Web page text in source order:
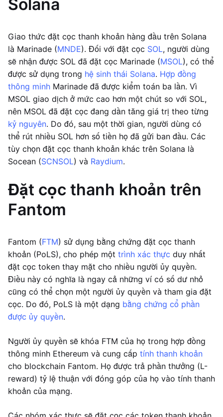
Solana
Giao thức đặt cọc thanh khoản hàng đầu trên Solana
là Marinade (MNDE). Đối với đặt cọc SOL, người dùng
sẽ nhận được SOL đã đặt cọc Marinade (MSOL), có thể
được sử dụng trong hệ sinh thái Solana. Hợp đồng
thông minh Marinade đã được kiểm toán ba lần. Vì
MSOL giao dịch ở mức cao hơn một chút so với SOL,
nên MSOL đã đặt cọc đang dần tăng giá trị theo từng
kỷ nguyên. Do đó, sau một thời gian, người dùng có
thể rút nhiều SOL hơn số tiền họ đã gửi ban đầu. Các
tùy chọn đặt cọc thanh khoản khác trên Solana là
Socean (SCNSOL) và Raydium.
Đặt cọc thanh khoản trên
Fantom
Fantom (FTM) sử dụng bằng chứng đặt cọc thanh
khoản (PoLS), cho phép một trình xác thực duy nhất
đặt cọc token thay mặt cho nhiều người ủy quyền.
Điều này có nghĩa là ngay cả những ví có số dư nhỏ
cũng có thể chọn một người ủy quyền và tham gia đặt
cọc. Do đó, PoLS là một dạng bằng chứng cổ phần
được ủy quyền.
Người ủy quyền sẽ khóa FTM của họ trong hợp đồng
thông minh Ethereum và cung cấp tính thanh khoản
cho blockchain Fantom. Họ được trả phần thưởng (L-
reward) tỷ lệ thuận với đóng góp của họ vào tính thanh
khoản của mạng.